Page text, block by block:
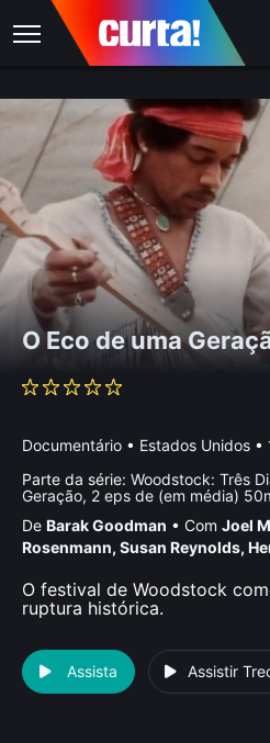
O Eco de uma
Documentário • Estados Unidos •
Parte da série: Woodstock: Três
Geração, 2 eps de (em média)
De Barak Goodman • Com Joel
Rosenmann, Susan Reynolds,
O festival de Woodstock
ruptura histórica.
Assista Assistir